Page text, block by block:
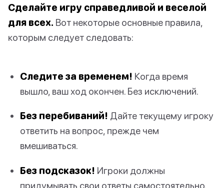
Сделайте игру справедливой и веселой
для всех. Вот некоторые основные правила,
которым следует следовать:
Следите за временем! Когда время
вышло, ваш ход окончен. Без исключений.
Без перебиваний! Дайте текущему игроку
ответить на вопрос, прежде чем
вмешиваться.
Без подсказок! Игроки должны
придумывать свои ответы самостоятельно.